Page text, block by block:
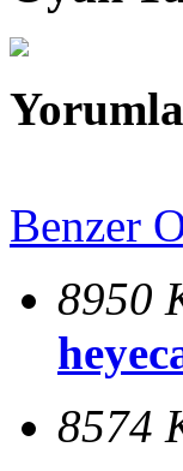
Benzer
8950
8574